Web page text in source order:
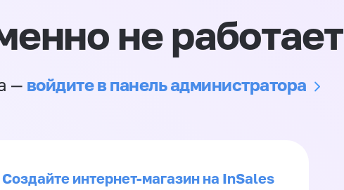
не работает
— войдите в панель администратора
Создайте интернет-магазин на InSales